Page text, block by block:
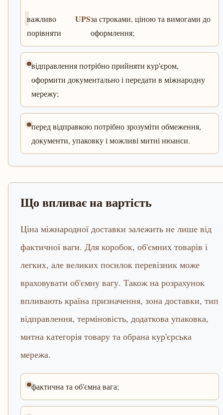
важливо
порівняти
UPSза строками, ціною та вимогами до
оформлення;
відправлення потрібно прийняти кур'єром,
оформити документально і передати в міжнародну
мережу;
перед відправкою потрібно зрозуміти обмеження,
документи, упаковку і можливі митні нюанси.
Що впливає на вартість
Ціна міжнародної доставки залежить не лише від
фактичної ваги. Для коробок, об'ємних товарів і
легких, але великих посилок перевізник може
враховувати об'ємну вагу. Також на розрахунок
впливають країна призначення, зона доставки, тип
відправлення, терміновість, додаткова упаковка,
митна категорія товару та обрана кур'єрська
мережа.
фактична та об'ємна вага;